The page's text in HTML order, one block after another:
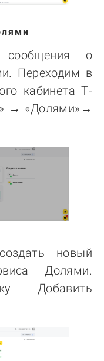
сообщения о
Переходим в
кабинета Т-
→ «Долями»→
новый
Долями.
Добавить